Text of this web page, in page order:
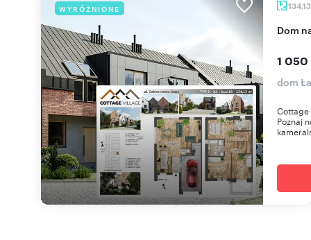
WYRÓŻNIONE
dom
1 050
dom
Cottage
Poznaj